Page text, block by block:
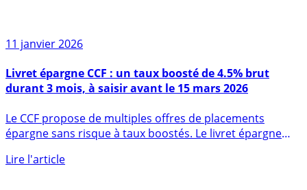
11 janvier 2026
durant 3 mois, à saisir avant le 15 mars 2026
Le CCF propose de multiples offres de placements
épargne sans risque à taux boostés. Le livret épargne